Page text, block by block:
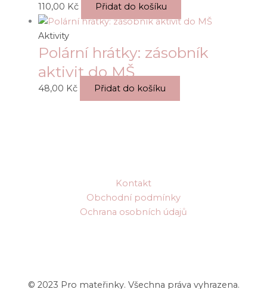
110,00 Kč Přidat do košíku
Aktivity
Polární hrátky: zásobník
aktivit do MŠ
48,00 Kč Přidat do košíku
Kontakt
Obchodní podmínky
Ochrana osobních údajů
© 2023 Pro mateřinky. Všechna práva vyhrazena.